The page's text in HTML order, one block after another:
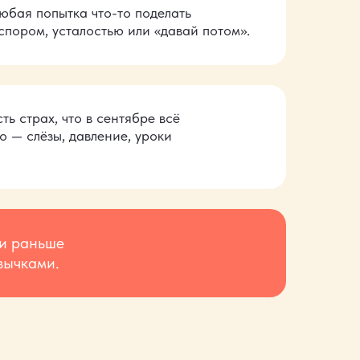
попытка что-то поделать
усталостью или «давай потом».
страх, что в сентябре всё
— слёзы, давление, уроки
раньше